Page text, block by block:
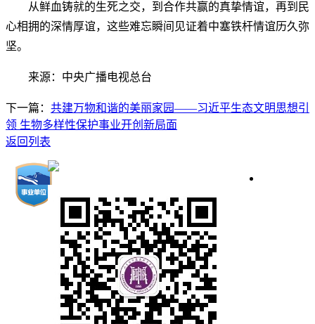
从鲜血铸就的生死之交，到合作共赢的真挚情谊，再到民
心相拥的深情厚谊，这些难忘瞬间见证着中塞铁杆情谊历久弥
坚。
来源：中央广播电视总台
下一篇： 共建万物和谐的美丽家园——习近平生态文明思想引
领 生物多样性保护事业开创新局面
返回列表